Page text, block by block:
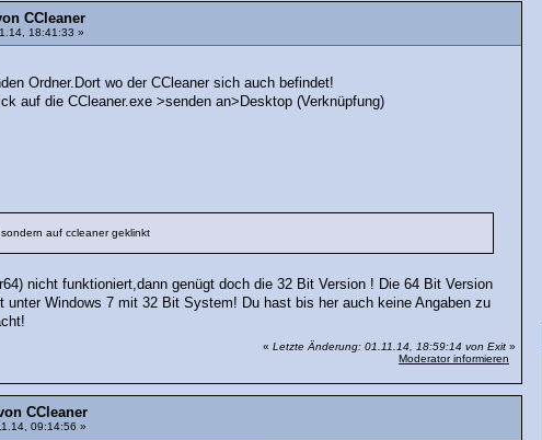
CCleaner
18:41:33 »
Ordner.Dort wo der CCleaner sich auch befindet!
auf die CCleaner.exe >senden an>Desktop (Verknüpfung)
auf ccleaner geklinkt
nicht funktioniert,dann genügt doch die 32 Bit Version ! Die 64 Bit Version
unter Windows 7 mit 32 Bit System! Du hast bis her auch keine Angaben zu
« Letzte Änderung: 01.11.14, 18:59:14 von Exit »
Moderator informieren
CCleaner
09:14:56 »